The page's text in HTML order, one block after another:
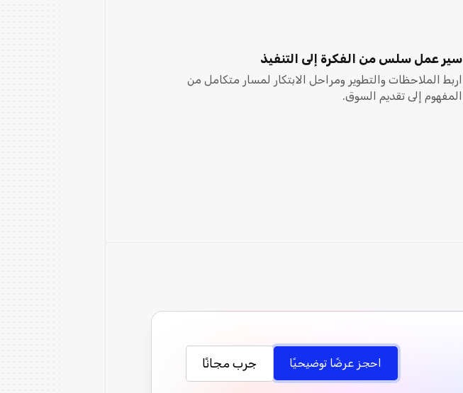
سير عمل سلس من الفكرة إلى التنفيذ
اربط الملاحظات والتطوير ومراحل الابتكار لمسار متكامل من
المفهوم إلى تقديم السوق.
احجز عرضًا توضيحيًا جرب مجانًا